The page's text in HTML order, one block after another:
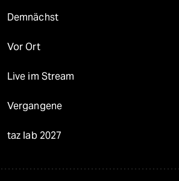
Demnächst
Vor Ort
Live im Stream
Vergangene
taz lab 2027